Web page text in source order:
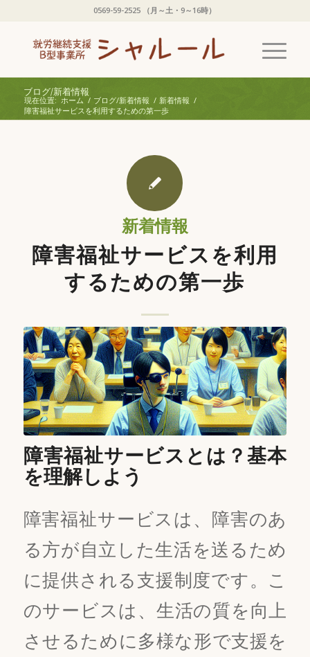
0569-59-2525 （月～土・9～16時）
ブログ/新着情報
現在位置: ホーム / ブログ/新着情報 / 新着情報 /
障害福祉サービスを利用するための第一歩
新着情報
障害福祉サービスを利用
するための第一歩
障害福祉サービスとは？基本
を理解しよう
障害福祉サービスは、障害のあ
る方が自立した生活を送るため
に提供される支援制度です。こ
のサービスは、生活の質を向上
させるために多様な形で支援を